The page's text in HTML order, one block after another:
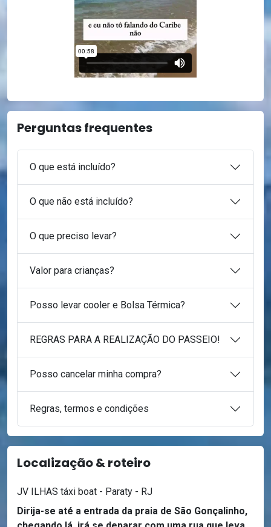
Perguntas frequentes
O que está incluído?
O que não está incluído?
O que preciso levar?
Valor para crianças?
Posso levar cooler e Bolsa Térmica?
REGRAS PARA A REALIZAÇÃO DO PASSEIO!
Posso cancelar minha compra?
Regras, termos e condições
Localização & roteiro
JV ILHAS táxi boat - Paraty - RJ
Dirija-se até a entrada da praia de São Gonçalinho,